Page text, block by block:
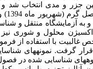
در ناحیه بین جزر و مدی
در
10 درصد فیکس و به آزمایشگاه
اکسیژن محلول و شوری نیز
غالبیت با استفاده از
گرفت. نمونه­های
از 1 رده بودند. بیشترین گروه­های شناسایی